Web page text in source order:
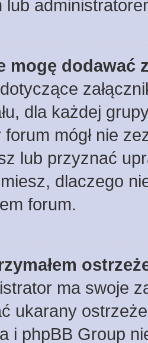
lub
mogę dodawać
dla każdej
mógł nie
lub przyznać
dlaczego
forum.
ma swoje
ukarany
i phpBB Group